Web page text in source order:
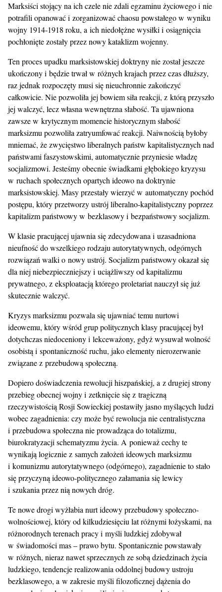
Marksiści stojący na ich czele nie zdali egzaminu życiowego i nie
potrafili opanować i zorganizować chaosu powstałego w wyniku
wojny 1914-1918 roku, a ich niedołężne wysiłki i osiągnięcia
pochłonięte zostały przez nowy kataklizm wojenny.
Ten proces upadku marksistowskiej doktryny nie został jeszcze
ukończony i będzie trwał w różnych krajach przez czas dłuższy,
raz jednak rozpoczęty musi się nieuchronnie zakończyć
całkowicie. Nie pozwoliła jej bowiem siła reakcji, z którą przyszło
jej walczyć, lecz własna wewnętrzna słabość. Ta ujawniona
zawsze w krytycznym momencie historycznym słabość
marksizmu pozwoliła zatryumfować reakcji. Naiwnością byłoby
mniemać, że zwycięstwo liberalnych państw kapitalistycznych nad
państwami faszystowskimi, automatycznie przyniesie władzę
socjalizmowi. Jesteśmy obecnie świadkami głębokiego kryzysu
w ruchach społecznych opartych ideowo na doktrynie
marksistowskiej. Masy przestały wierzyć w automatyczny pochód
postępu, który przetworzy ustrój liberalno-kapitalistyczny poprzez
kapitalizm państwowy w bezklasowy i bezpaństwowy socjalizm.
W klasie pracującej ujawnia się zdecydowana i uzasadniona
nieufność do wszelkiego rodzaju autorytatywnych, odgórnych
rozwiązań walki o nowy ustrój. Socjalizm państwowy okazał się
dla niej niebezpieczniejszy i uciążliwszy od kapitalizmu
prywatnego, z eksploatacją którego proletariat nauczył się już
skutecznie walczyć.
Kryzys marksizmu pozwala się ujawniać temu nurtowi
ideowemu, który wśród grup politycznych klasy pracującej był
dotychczas niedoceniony i lekceważony, gdyż wysuwał wolność
osobistą i spontaniczność ruchu, jako elementy nierozerwanie
związane z przebudową społeczną.
Dopiero doświadczenia rewolucji hiszpańskiej, a z drugiej strony
przebieg obecnej wojny i zetknięcie się z tragiczną
rzeczywistością Rosji Sowieckiej postawiły jasno myślących ludzi
wobec zagadnienia: czy może być rewolucja nie centralistyczna
i przebudowa społeczna nie prowadząca do totalizmu,
biurokratyzacji schematyzmu życia. A ponieważ cechy te
wynikają logicznie z samych założeń ideowych marksizmu
i komunizmu autorytatywnego (odgórnego), zagadnienie to stało
się przyczyną ideowo-politycznego załamania się lewicy
i szukania przez nią nowych dróg.
Te nowe drogi wyżłabia nurt ideowy przebudowy społeczno-
wolnościowej, który od kilkudziesięciu lat różnymi łożyskami, na
różnorodnych terenach pracy i myśli ludzkiej zdobywał
w świadomości mas – prawo bytu. Spontanicznie powstawały
w różnych, nieraz nawet sprzecznych ze sobą dziedzinach życia
ludzkiego, tendencje realizowania oddolnej budowy ustroju
bezklasowego, a w zakresie myśli filozoficznej dążenia do